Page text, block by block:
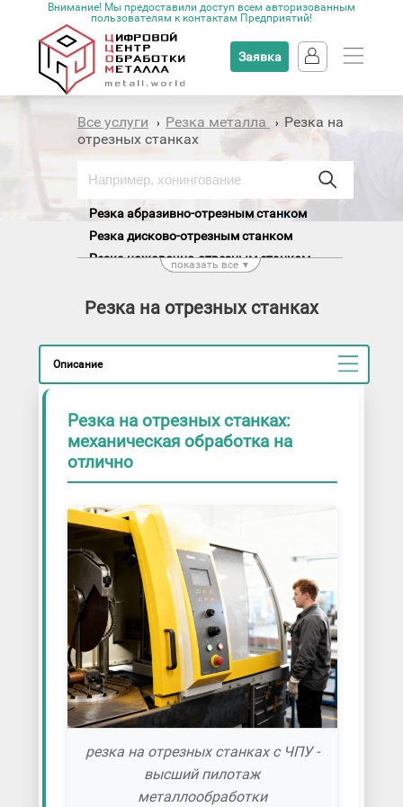
Внимание! Мы предоставили доступ всем авторизованным
пользователям к контактам Предприятий!
Заявка
Все услуги › Резка металла › Резка на
отрезных станках
Резка абразивно-отрезным станком
Резка дисково-отрезным станком
Резка ножовочно-отрезным станком
показать все ▼
Резка на отрезных станках
Описание
Резка на отрезных станках:
механическая обработка на
отлично
резка на отрезных станках с ЧПУ -
высший пилотаж
металлообработки